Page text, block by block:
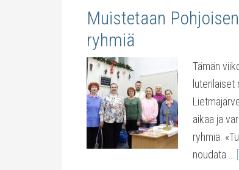
Muistetaan
ryhmiä
Tämän
aikaa ja
ryhmiä.
noudata …